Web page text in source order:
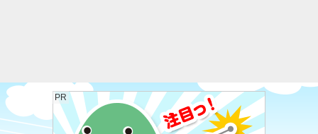
PR